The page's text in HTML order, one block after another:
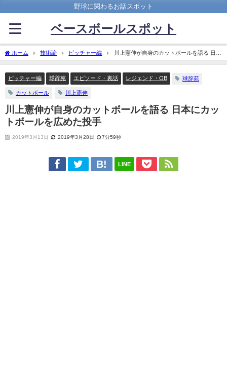
野球に関わるお話スポット
ベースボールスポット
ホーム 技術論 ピッチャー編
川上憲伸が自身のカットボールを語る 日本
にカットボールを広めた投手
ピッチャー編 球辞苑 エピソード・裏話 レジェンド・OB 球辞苑
カットボール 川上憲伸
川上憲伸が自身のカットボールを語る 日本にカッ
トボールを広めた投手
2019年3月13日 2019年3月28日 7分59秒
LINE